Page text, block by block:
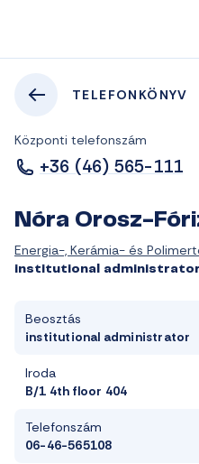
TELEFONKÖNYV
Központi telefonszám
+36 (46) 565-111
Nóra Orosz-
Energia-, Kerámia- és
institutional administrator
Beosztás
institutional administrator
Iroda
B/1 4th floor 404
Telefonszám
06-46-565108